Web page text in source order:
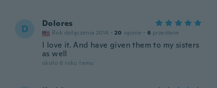
D Dolores
Rok dołączenia 2014 · 20 opinie · 6 przesłane
I love it. And have given them to my sisters
as well
około 6 roku temu